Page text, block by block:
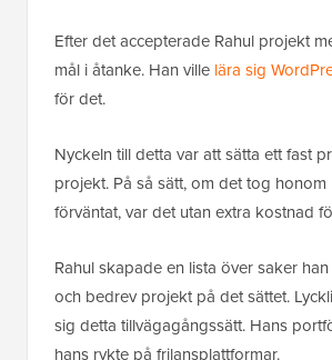
Efter det accepterade Rahul projekt
mål i åtanke. Han ville lära sig
för det.
Nyckeln till detta var att sätta ett fast
projekt. På så sätt, om det tog honom
förväntat, var det utan extra kostnad
Rahul skapade en lista över saker
och bedrev projekt på det sättet.
sig detta tillvägagångssätt. Hans
hans rykte på frilansplattformar.